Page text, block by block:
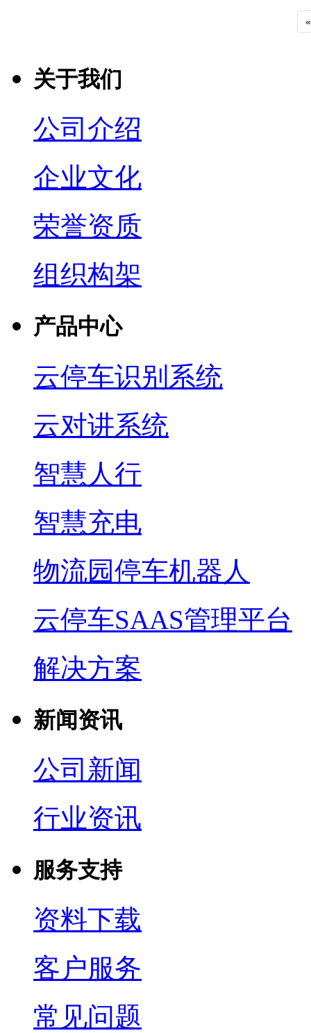
«
关于我们
公司介绍
企业文化
荣誉资质
组织构架
产品中心
云停车识别系统
云对讲系统
智慧人行
智慧充电
物流园停车机器人
云停车SAAS管理平台
解决方案
新闻资讯
公司新闻
行业资讯
服务支持
资料下载
客户服务
常见问题